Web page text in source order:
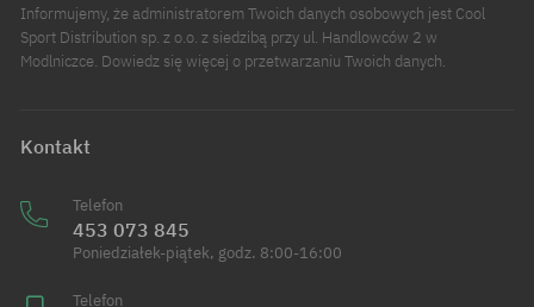
Informujemy, że administratorem Twoich danych osobowych jest Cool
Sport Distribution sp. z o.o. z siedzibą przy ul. Handlowców 2 w
Modlniczce. Dowiedz się więcej o przetwarzaniu Twoich danych.
Kontakt
Telefon
453 073 845
Poniedziałek-piątek, godz. 8:00-16:00
Telefon